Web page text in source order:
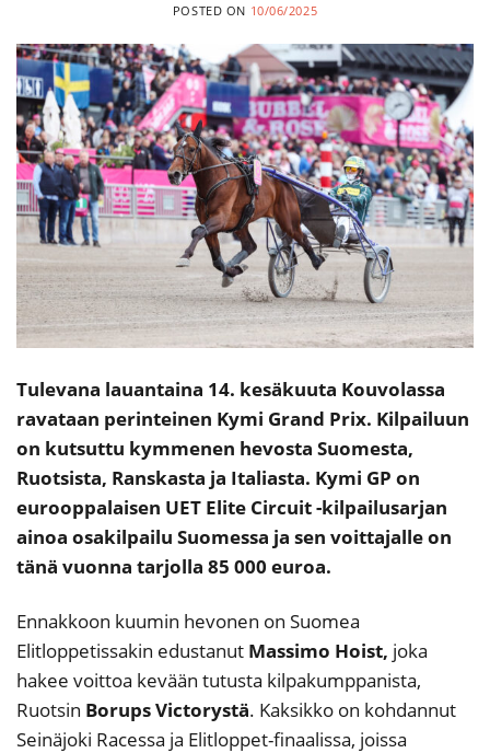
POSTED ON 10/06/2025
Tulevana lauantaina 14. kesäkuuta Kouvolassa
ravataan perinteinen Kymi Grand Prix. Kilpailuun
on kutsuttu kymmenen hevosta Suomesta,
Ruotsista, Ranskasta ja Italiasta. Kymi GP on
eurooppalaisen UET Elite Circuit -kilpailusarjan
ainoa osakilpailu Suomessa ja sen voittajalle on
tänä vuonna tarjolla 85 000 euroa.
Ennakkoon kuumin hevonen on Suomea
Elitloppetissakin edustanut Massimo Hoist, joka
hakee voittoa kevään tutusta kilpakumppanista,
Ruotsin Borups Victorystä. Kaksikko on kohdannut
Seinäjoki Racessa ja Elitloppet-finaalissa, joissa